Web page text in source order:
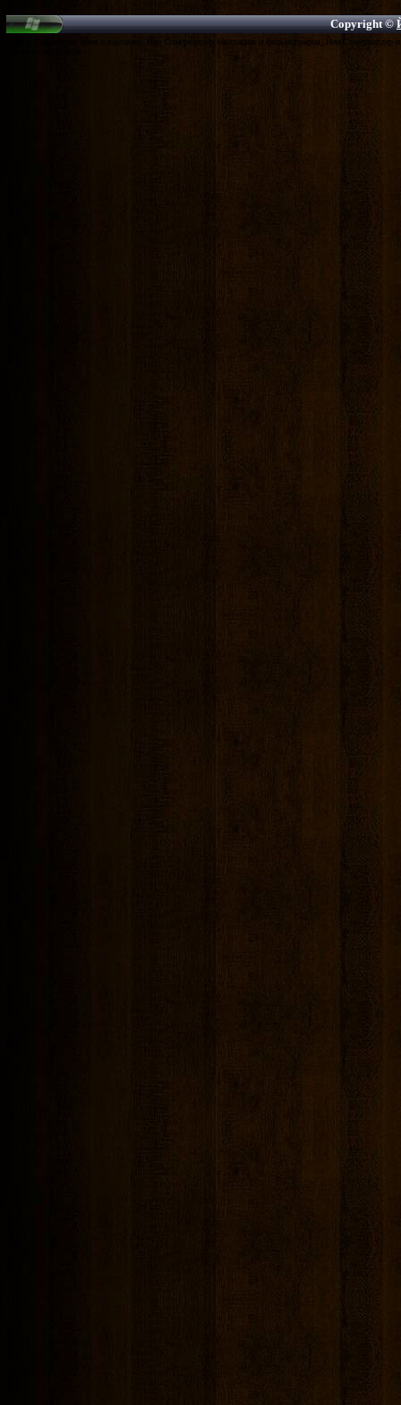
Copyright ©
Дэймон Сальваторе обои и картинки, Йен Сомерхолдер биография и фильмография, Йен